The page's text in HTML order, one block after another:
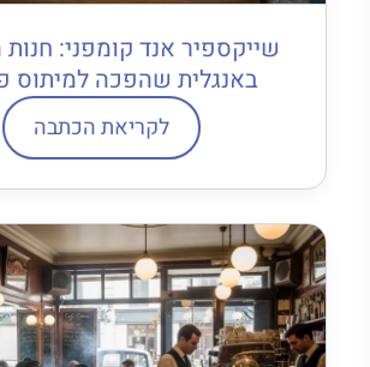
שייקספיר אנד קומפני:
באנגלית שהפכה למיתוס
לקריאת הכתבה